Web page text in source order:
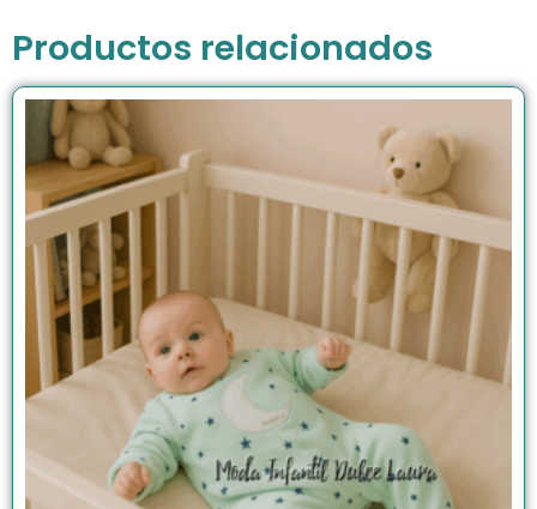
Productos relacionados